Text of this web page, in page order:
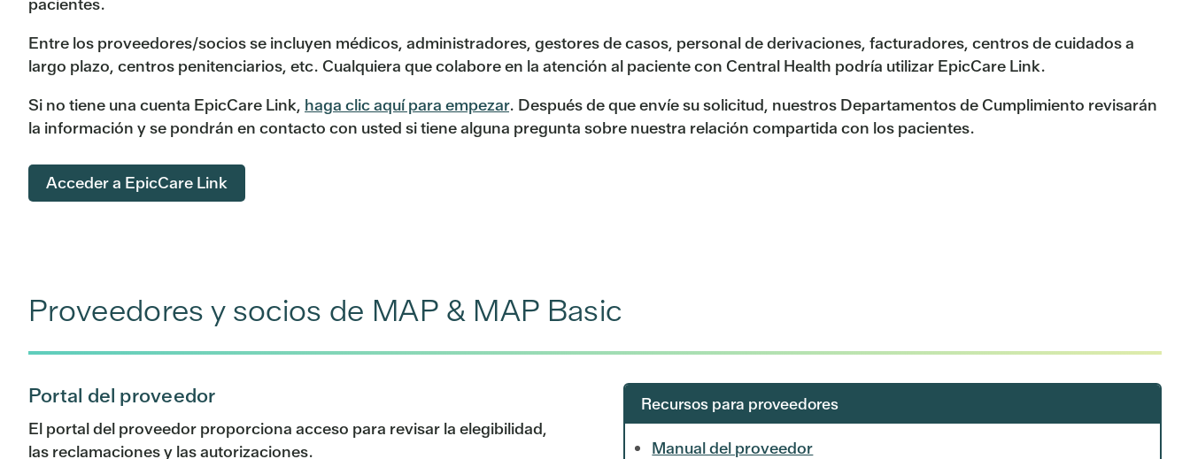
pacientes.
Entre los proveedores/socios se incluyen médicos, administradores, gestores de casos, personal de derivaciones, facturadores, centros de cuidados a
largo plazo, centros penitenciarios, etc. Cualquiera que colabore en la atención al paciente con Central Health podría utilizar EpicCare Link.
Si no tiene una cuenta EpicCare Link, haga clic aquí para empezar. Después de que envíe su solicitud, nuestros Departamentos de Cumplimiento revisarán
la información y se pondrán en contacto con usted si tiene alguna pregunta sobre nuestra relación compartida con los pacientes.
Acceder a EpicCare Link
Proveedores y socios de MAP & MAP Basic
Portal del proveedor
El portal del proveedor proporciona acceso para revisar la elegibilidad,
las reclamaciones y las autorizaciones.
Recursos para proveedores
Manual del proveedor